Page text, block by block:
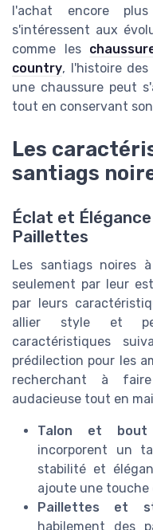
l'achat encore
s'intéressent aux
comme les
country, l'histoire
une chaussure peut
tout en conservant
Les
santiags
Éclat et
Paillettes
Les santiags noires
seulement par leur
par leurs
allier style et
caractéristiques
prédilection pour les
recherchant à
audacieuse tout en
Talon et
incorporent un
stabilité et
ajoute une touche
Paillettes et
habilement des